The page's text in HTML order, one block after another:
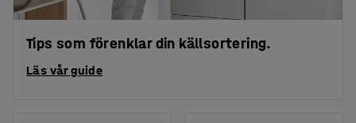
Tips som förenklar din källsortering.
Läs vår guide